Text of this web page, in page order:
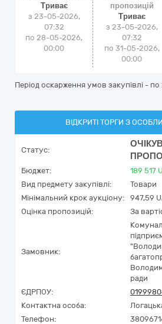
Триває
з 23-05-2026,
07:32
по 28-05-2026,
00:00
пропозицій
Триває
з 23-05-2026,
07:32
по 31-05-2026,
00:00
Період оскарження умов закупівлі - по
ВІДКРИТІ ТОРГИ З
Статус:
Бюджет: 189 517
Вид предмету закупівлі:
Товари
Мінімальний крок аукціону:
947,59
Оцінка пропозицій:
За
Замовник:
ради
ЄДРПОУ:
Контактна особа:
Телефон: